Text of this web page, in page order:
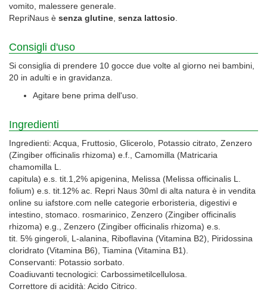
vomito, malessere generale.
RepriNaus è senza glutine senza lattosio
Consigli d'uso
Si consiglia di prendere 10 gocce due volte al giorno nei bambini,
20 in adulti e in gravidanza.
Agitare bene prima dell'uso.
Ingredienti
Ingredienti: Acqua, Fruttosio, Glicerolo, Potassio citrato, Zenzero
(Zingiber officinalis rhizoma) e.f., Camomilla (Matricaria
chamomilla L.
capitula) e.s. tit.1,2% apigenina, Melissa (Melissa officinalis L.
folium) e.s. tit.12% ac. Repri Naus 30ml di alta natura è in vendita
online su iafstore.com nelle categorie erboristeria, digestivi e
intestino, stomaco. rosmarinico, Zenzero (Zingiber officinalis
rhizoma) e.g., Zenzero (Zingiber officinalis rhizoma) e.s.
tit. 5% gingeroli, L-alanina, Riboflavina (Vitamina B2), Piridossina
cloridrato (Vitamina B6), Tiamina (Vitamina B1).
Conservanti: Potassio sorbato.
Coadiuvanti tecnologici: Carbossimetilcellulosa.
Correttore di acidità: Acido Citrico.